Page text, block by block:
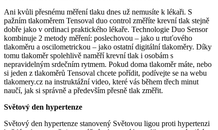
Ani kvůli přesnému měření tlaku dnes už nemusíte k lékaři. S
pažním tlakoměrem Tensoval duo control změříte krevní tlak stejně
dobře jako v ordinaci praktického lékaře. Technologie Duo Sensor
kombinuje 2 metody měření: poslechovou – jako u rtuťového
tlakoměru a oscilometrickou – jako ostatní digitální tlakoměry. Díky
tomu tlakoměr spolehlivě naměří krevní tlak i osobám s
nepravidelným srdečním rytmem. Pokud doma tlakoměr máte, nebo
si jeden z tlakoměrů Tensoval chcete pořídit, podívejte se na webu
tlakomery.cz na instruktážní video, které vás během třech minut
naučí, jak si správně a především přesně tlak změřit.
Světový den hypertenze
Světový den hypertenze stanovený Světovou ligou proti hypertenzi